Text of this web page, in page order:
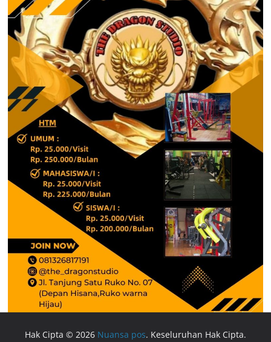
Hak Cipta © 2026 Nuansa pos. Keseluruhan Hak Cipta.